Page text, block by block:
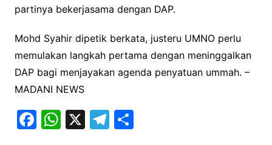
partinya bekerjasama dengan DAP.
Mohd Syahir dipetik berkata, justeru UMNO perlu
memulakan langkah pertama dengan meninggalkan
DAP bagi menjayakan agenda penyatuan ummah. –
MADANI NEWS
F W X T S